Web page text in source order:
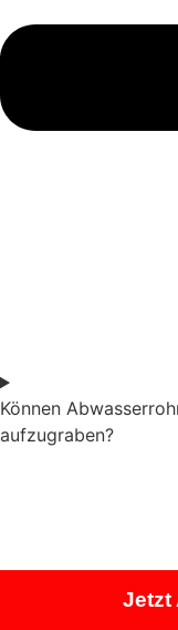
Können
aufzugraben?
Jetzt